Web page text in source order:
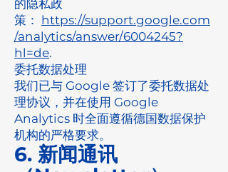
的隐私政
策： https://support.google.com
/analytics/answer/6004245?
hl=de.
委托数据处理
我们已与 Google 签订了委托数据处
理协议，并在使用 Google
Analytics 时全面遵循德国数据保护
机构的严格要求。
6. 新闻通讯